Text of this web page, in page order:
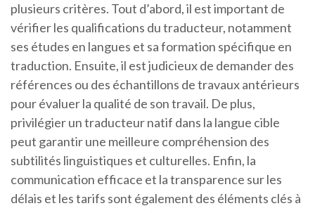
plusieurs critères. Tout d’abord, il est important de
vérifier les qualifications du traducteur, notamment
ses études en langues et sa formation spécifique en
traduction. Ensuite, il est judicieux de demander des
références ou des échantillons de travaux antérieurs
pour évaluer la qualité de son travail. De plus,
privilégier un traducteur natif dans la langue cible
peut garantir une meilleure compréhension des
subtilités linguistiques et culturelles. Enfin, la
communication efficace et la transparence sur les
délais et les tarifs sont également des éléments clés à